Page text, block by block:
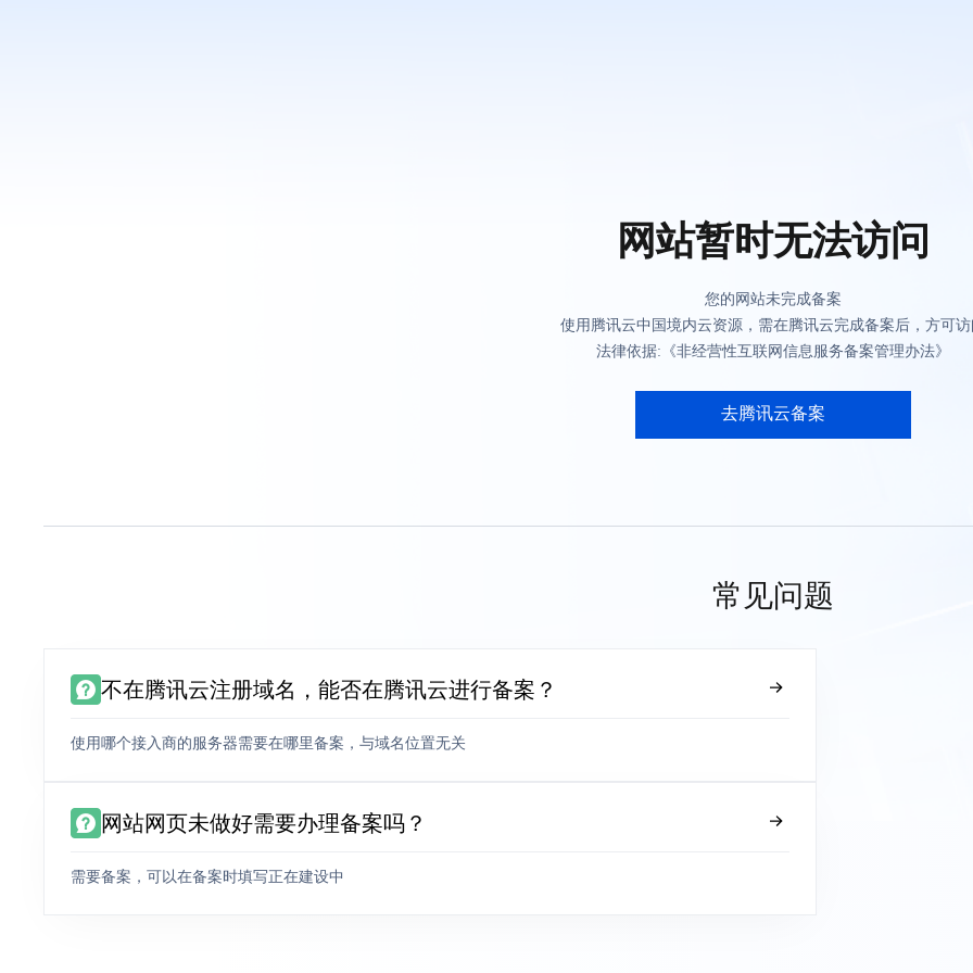
网站暂时无法访问
您的网站未完成备案
使用腾讯云中国境内云资源，需在腾讯云完成备案后，方可
法律依据:《非经营性互联网信息服务备案管理办法》
去腾讯云备案
常见问题
不在腾讯云注册域名，能否在腾讯云进行备案？
使用哪个接入商的服务器需要在哪里备案，与域名位置无关
网站网页未做好需要办理备案吗？
需要备案，可以在备案时填写正在建设中